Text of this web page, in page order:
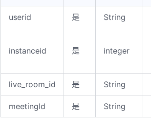
userid 是 String
instanceid 是 integer
live_room_id 是 String
meetingId 是 String